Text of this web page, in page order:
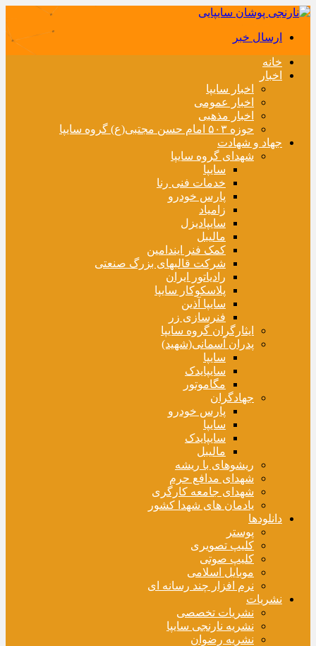
ارسال خبر
خانه
اخبار
اخبار سایپا
اخبار عمومی
اخبار مذهبی
حوزه ۵۰۳ امام حسن مجتبی(ع) گروه سایپا
جهاد و شهادت
شهدای گروه سایپا
سایپا
خدمات فنی رنا
پارس خودرو
زامیاد
سایپادیزل
مالیبل
کمک فنر ایندامین
شرکت قالبهای بزرگ صنعتی
رادیاتور ایران
پلاسکوکار سایپا
سایپا آذین
فنرسازی زر
ایثارگران گروه سایپا
پدران آسمانی(شهید)
سایپا
سایپایدک
مگاموتور
جهادگران
پارس خودرو
سایپا
سایپایدک
مالیبل
ریشوهای با ریشه
شهدای مدافع حرم
شهدای جامعه کارگری
یادمان های شهدا کشور
دانلودها
پوستر
کلیپ تصویری
کلیپ صوتی
موبایل اسلامی
نرم افزار چند رسانه ای
نشریات
نشریات تخصصی
نشریه نارنجی سایپا
نشریه رضوان